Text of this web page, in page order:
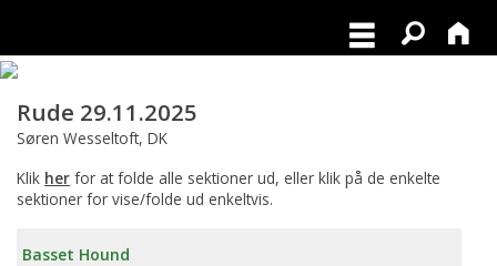
Rude 29.11.2025
Søren Wesseltoft, DK
Klik her for at folde alle sektioner ud, eller klik på de enkelte
sektioner for vise/folde ud enkeltvis.
Basset Hound